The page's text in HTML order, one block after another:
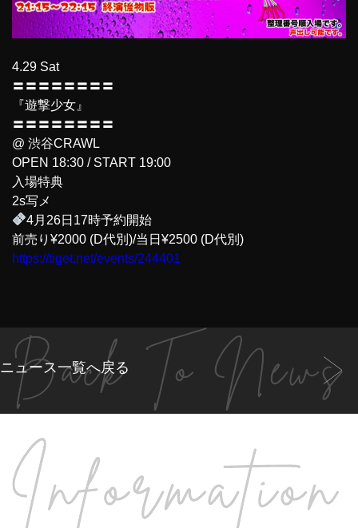
4.29 Sat
〓〓〓〓〓〓〓〓
『遊撃少女』
〓〓〓〓〓〓〓〓
@ 渋谷CRAWL
OPEN 18:30 / START 19:00
入場特典
2s写メ
4月26日17時予約開始
前売り¥2000 (D代別)/当日¥2500 (D代別)
https://tiget.net/events/244401
ニュース一覧へ戻る